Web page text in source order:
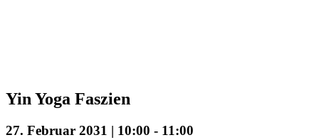
Yin Yoga Faszien
27. Februar 2031 | 10:00 - 11:00